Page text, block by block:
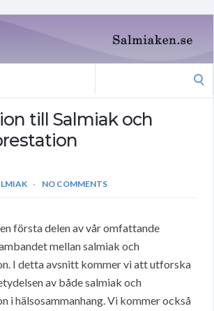
till Salmiak och
NO COMMENTS
första delen av vår omfattande
mellan salmiak och
I detta avsnitt kommer vi att utforska
av både salmiak och
i hälsosammanhang. Vi kommer också